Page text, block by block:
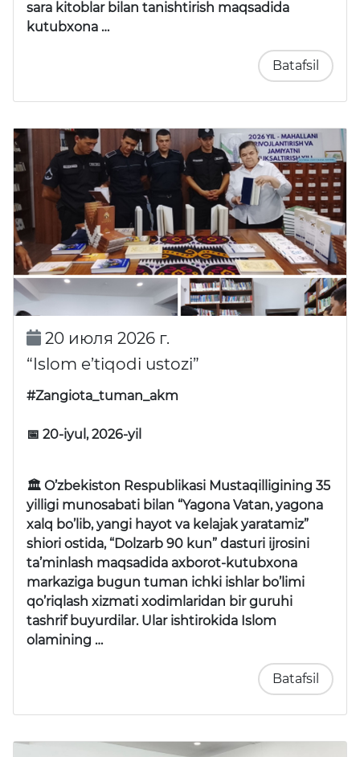
sara kitoblar bilan tanishtirish maqsadida
kutubxona …
Batafsil
20 июля 2026 г.
“Islom e’tiqodi ustozi”
#Zangiota_tuman_akm
📅 20-iyul, 2026-yil
🏛 O’zbekiston Respublikasi Mustaqilligining 35
yilligi munosabati bilan “Yagona Vatan, yagona
xalq bo’lib, yangi hayot va kelajak yaratamiz”
shiori ostida, “Dolzarb 90 kun” dasturi ijrosini
ta’minlash maqsadida axborot-kutubxona
markaziga bugun tuman ichki ishlar bo’limi
qo’riqlash xizmati xodimlaridan bir guruhi
tashrif buyurdilar. Ular ishtirokida Islom
olamining …
Batafsil